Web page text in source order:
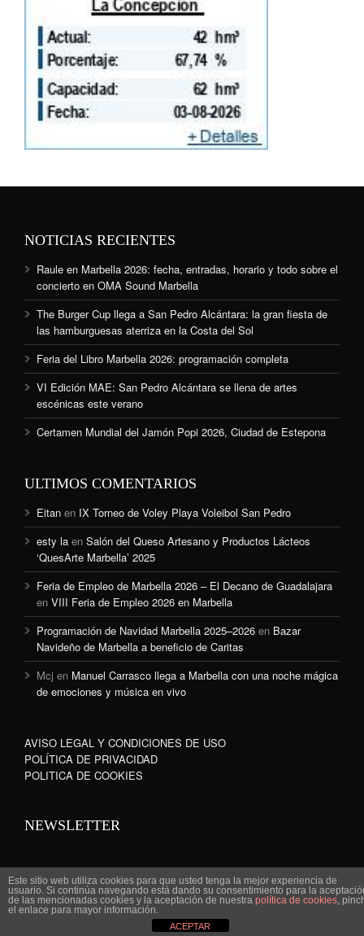
NOTICIAS RECIENTES
Raule en Marbella 2026: fecha, entradas, horario y todo sobre el
concierto en OMA Sound Marbella
The Burger Cup llega a San Pedro Alcántara: la gran fiesta de
las hamburguesas aterriza en la Costa del Sol
Feria del Libro Marbella 2026: programación completa
VI Edición MAE: San Pedro Alcántara se llena de artes
escénicas este verano
Certamen Mundial del Jamón Popi 2026, Ciudad de Estepona
ULTIMOS COMENTARIOS
Eitan en IX Torneo de Voley Playa Voleibol San Pedro
esty la en Salón del Queso Artesano y Productos Lácteos
‘QuesArte Marbella’ 2025
Feria de Empleo de Marbella 2026 – El Decano de Guadalajara
en VIII Feria de Empleo 2026 en Marbella
Programación de Navidad Marbella 2025–2026 en Bazar
Navideño de Marbella a beneficio de Caritas
Mcj en Manuel Carrasco llega a Marbella con una noche mágica
de emociones y música en vivo
AVISO LEGAL Y CONDICIONES DE USO
POLÍTICA DE PRIVACIDAD
POLITICA DE COOKIES
NEWSLETTER
www.marbella-sanpedro.com 2010©
Este sitio web utiliza cookies para que usted tenga la mejor experiencia de
usuario. Si continúa navegando está dando su consentimiento para la
de las mencionadas cookies y la aceptación de nuestra política de cookies,
el enlace para mayor información.
ACEPTAR